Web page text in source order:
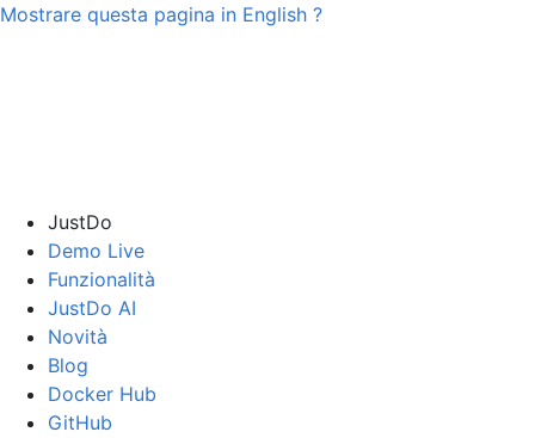
Mostrare questa pagina in English ?
JustDo
Demo Live
Funzionalità
JustDo AI
Novità
Blog
Docker Hub
GitHub